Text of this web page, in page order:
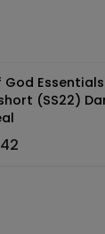
God Essentials
(SS22)